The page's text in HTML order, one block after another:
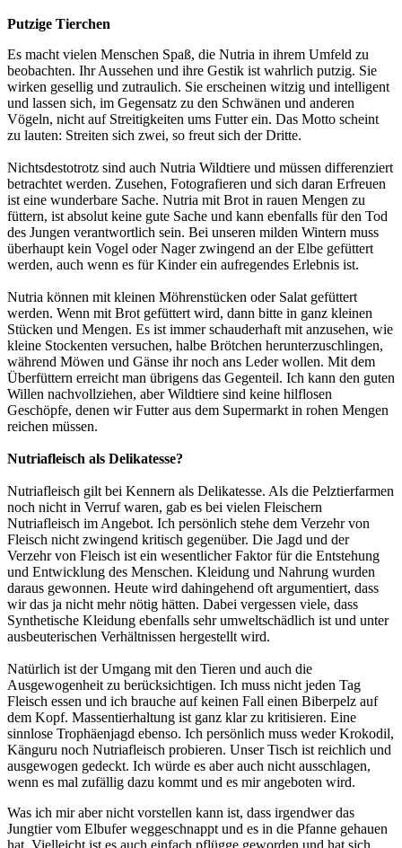
Putzige Tierchen
Es macht vielen Menschen Spaß, die Nutria in ihrem Umfeld zu
beobachten. Ihr Aussehen und ihre Gestik ist wahrlich putzig. Sie
wirken gesellig und zutraulich. Sie erscheinen witzig und intelligent
und lassen sich, im Gegensatz zu den Schwänen und anderen
Vögeln, nicht auf Streitigkeiten ums Futter ein. Das Motto scheint
zu lauten: Streiten sich zwei, so freut sich der Dritte.
Nichtsdestotrotz sind auch Nutria Wildtiere und müssen differenziert
betrachtet werden. Zusehen, Fotografieren und sich daran Erfreuen
ist eine wunderbare Sache. Nutria mit Brot in rauen Mengen zu
füttern, ist absolut keine gute Sache und kann ebenfalls für den Tod
des Jungen verantwortlich sein. Bei unseren milden Wintern muss
überhaupt kein Vogel oder Nager zwingend an der Elbe gefüttert
werden, auch wenn es für Kinder ein aufregendes Erlebnis ist.
Nutria können mit kleinen Möhrenstücken oder Salat gefüttert
werden. Wenn mit Brot gefüttert wird, dann bitte in ganz kleinen
Stücken und Mengen. Es ist immer schauderhaft mit anzusehen, wie
kleine Stockenten versuchen, halbe Brötchen herunterzuschlingen,
während Möwen und Gänse ihr noch ans Leder wollen. Mit dem
Überfüttern erreicht man übrigens das Gegenteil. Ich kann den guten
Willen nachvollziehen, aber Wildtiere sind keine hilflosen
Geschöpfe, denen wir Futter aus dem Supermarkt in rohen Mengen
reichen müssen.
Nutriafleisch als Delikatesse?
Nutriafleisch gilt bei Kennern als Delikatesse. Als die Pelztierfarmen
noch nicht in Verruf waren, gab es bei vielen Fleischern
Nutriafleisch im Angebot. Ich persönlich stehe dem Verzehr von
Fleisch nicht zwingend kritisch gegenüber. Die Jagd und der
Verzehr von Fleisch ist ein wesentlicher Faktor für die Entstehung
und Entwicklung des Menschen. Kleidung und Nahrung wurden
daraus gewonnen. Heute wird dahingehend oft argumentiert, dass
wir das ja nicht mehr nötig hätten. Dabei vergessen viele, dass
Synthetische Kleidung ebenfalls sehr umweltschädlich ist und unter
ausbeuterischen Verhältnissen hergestellt wird.
Natürlich ist der Umgang mit den Tieren und auch die
Ausgewogenheit zu berücksichtigen. Ich muss nicht jeden Tag
Fleisch essen und ich brauche auf keinen Fall einen Biberpelz auf
dem Kopf. Massentierhaltung ist ganz klar zu kritisieren. Eine
sinnlose Trophäenjagd ebenso. Ich persönlich muss weder Krokodil,
Känguru noch Nutriafleisch probieren. Unser Tisch ist reichlich und
ausgewogen gedeckt. Ich würde es aber auch nicht ausschlagen,
wenn es mal zufällig dazu kommt und es mir angeboten wird.
Was ich mir aber nicht vorstellen kann ist, dass irgendwer das
Jungtier vom Elbufer weggeschnappt und es in die Pfanne gehauen
hat. Vielleicht ist es auch einfach pflügge geworden und hat sich